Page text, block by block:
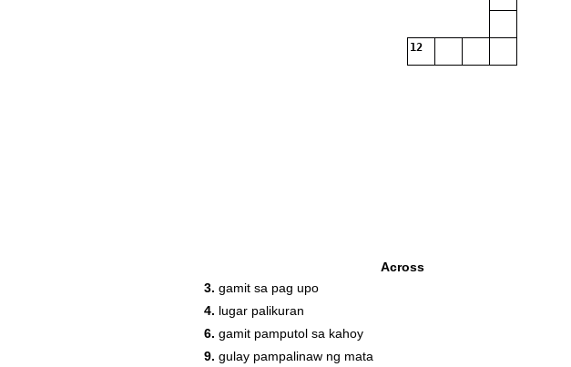
12
Across
3. gamit sa pag upo
4. lugar palikuran
6. gamit pamputol sa kahoy
9. gulay pampalinaw ng mata